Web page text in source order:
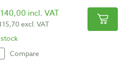
incl. VAT
excl. VAT
Compare